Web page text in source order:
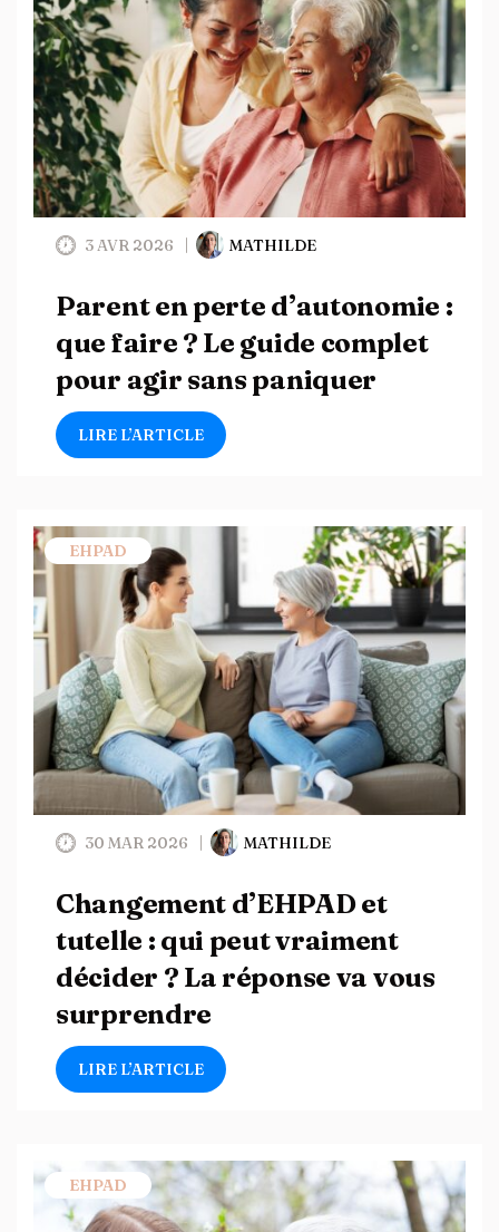
3 AVR 2026 MATHILDE
Parent en perte d’autonomie :
que faire ? Le guide complet
pour agir sans paniquer
LIRE L’ARTICLE
EHPAD
30 MAR 2026 MATHILDE
Changement d’EHPAD et
tutelle : qui peut vraiment
décider ? La réponse va vous
surprendre
LIRE L’ARTICLE
EHPAD